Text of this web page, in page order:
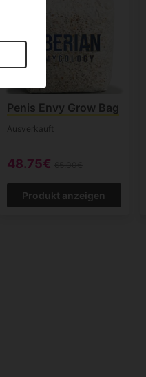
Penis Envy Grow Bag
Ausverkauft
48.75€
Produkt anzeigen